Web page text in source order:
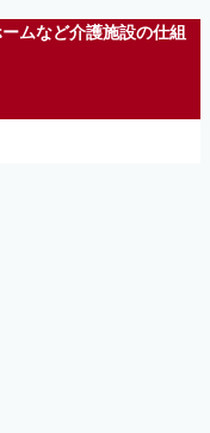
ムなど介護施設の仕組